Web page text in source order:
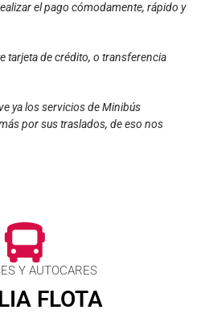
el pago cómodamente, rápido y
tarjeta de crédito, o transferencia
ya los servicios de Minibús
por sus traslados, de eso nos
Y AUTOCARES
FLOTA